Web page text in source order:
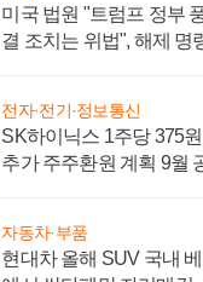
미국 법원 "트럼프 정부
결 조치는 위법", 해제 명
전자·전기·정보통신
SK하이닉스 1주당 375
추가 주주환원 계획 9월
자동차·부품
현대차 올해 SUV 국내